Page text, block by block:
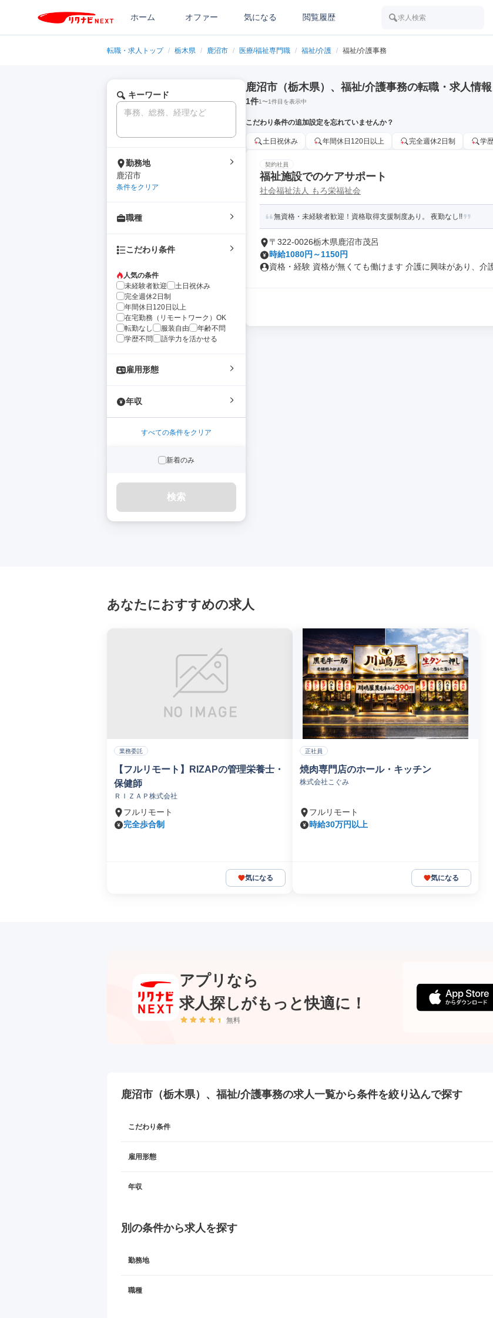
ホーム オファー 気になる 閲覧履歴 求人検索
転職・求人トップ / 栃木県 / 鹿沼市 / 医療/福祉専門職 / 福祉/介護 / 福祉/介護事務
キーワード
勤務地
鹿沼市
条件をクリア
職種
こだわり条件
人気の条件
未経験者歓迎
土日祝休み
完全週休2日制
年間休日120日以上
在宅勤務（リモートワーク）OK
転勤なし
服装自由
年齢不問
学歴不問
語学力を活かせる
雇用形態
年収
すべての条件をクリア
新着のみ
検索
鹿沼市（栃木県）、福祉/介護事務の転職・求人情報
1件1〜1件目を表示中
こだわり条件の追加設定を忘れていませんか？
土日祝休み 年間休日120日以上 完全週休2日制 学
契約社員
福祉施設でのケアサポート
社会福祉法人 もろ栄福祉会
無資格・未経験者歓迎！資格取得支援制度あり。 夜勤なし!!
〒322-0026栃木県鹿沼市茂呂
時給1080円～1150円
資格・経験 資格が無くても働けます 介護に興味があり、介
あなたにおすすめの求人
業務委託
【フルリモート】RIZAPの管理栄養士・
保健師
ＲＩＺＡＰ株式会社
フルリモート
完全歩合制
気になる
正社員
焼肉専門店のホール・キッチン
株式会社こぐみ
フルリモート
時給30万円以上
気になる
アプリなら
求人探しがもっと快適に！
無料
鹿沼市（栃木県）、福祉/介護事務の求人一覧から条件を絞り込んで探す
こだわり条件
雇用形態
年収
別の条件から求人を探す
勤務地
職種